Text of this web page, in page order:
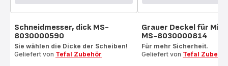
Schneidmesser, dick MS-
8030000590
Sie wählen die Dicke der Scheiben!
Geliefert von Tefal Zubehör
Grauer Deckel für
MS-8030000814
Für mehr Sicherheit.
Geliefert von Tefal